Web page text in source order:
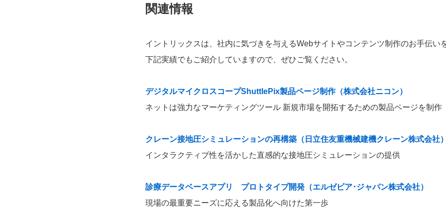
関連情報
イントリックスは、社内に気づきを与えるWebサイトやコンテンツ制作のお手伝い
下記実績でもご紹介していますので、ぜひご覧ください。
デジタルマイクロスコープShuttlePix製品ページ制作（株式会社ニコン）
ネットは強力なマーケティングツール 新規市場を開拓するための製品ページを制作
クレーン接地圧シミュレーションの再構築（日立住友重機械建機クレーン株式会社）
インタラクティブ性を活かした直感的な接地圧シミュレーションの提供
診療データベースアプリ プロトタイプ開発（エルゼビア･ジャパン株式会社）
現場の最重要ニーズに応える製品化へ向けた第一歩